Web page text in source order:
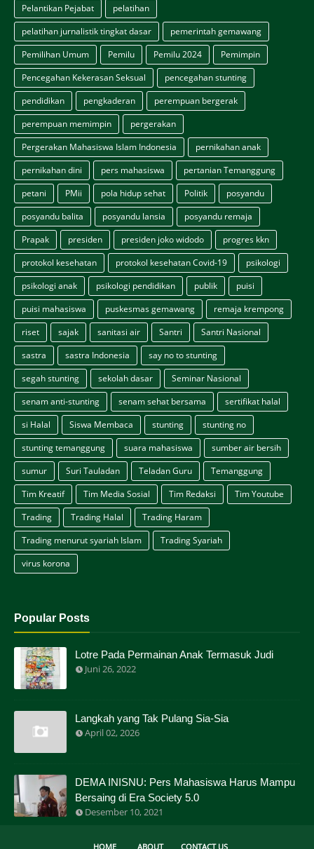
Pelantikan Pejabat
pelatihan
pelatihan jurnalistik tingkat dasar
pemerintah gemawang
Pemilihan Umum
Pemilu Pemilu 2024
Pemimpin
Pencegahan Kekerasan Seksual
pencegahan stunting
pendidikan
pengkaderan
perempuan bergerak
perempuan memimpin
pergerakan
Pergerakan Mahasiswa Islam Indonesia
pernikahan anak
pernikahan dini
pers mahasiswa
pertanian Temanggung
petani
PMii pola hidup sehat Politik
posyandu
posyandu balita
posyandu lansia
posyandu remaja
Prapak
presiden presiden joko widodo
progres kkn
protokol kesehatan
protokol kesehatan Covid-19
psikologi
psikologi anak
psikologi pendidikan publik
puisi
puisi mahasiswa
puskesmas gemawang
remaja krempong
riset
sajak sanitasi air Santri
Santri Nasional
sastra
sastra Indonesia
say no to stunting
segah stunting
sekolah dasar
Seminar Nasional
senam anti-stunting
senam sehat bersama
sertifikat halal
si Halal
Siswa Membaca stunting
stunting no
stunting temanggung
suara mahasiswa
sumber air bersih
sumur
Suri Tauladan Teladan Guru
Temanggung
Tim Kreatif
Tim Media Sosial Tim Redaksi
Tim Youtube
Trading
Trading Halal
Trading Haram
Trading menurut syariah Islam
Trading Syariah
virus korona
Popular Posts
Lotre Pada Permainan Anak Termasuk Judi
Juni 26, 2022
Langkah yang Tak Pulang Sia-Sia
April 02, 2026
DEMA INISNU: Pers Mahasiswa Harus Mampu
Bersaing di Era Society 5.0
Desember 10, 2021
HOME ABOUT CONTACT US